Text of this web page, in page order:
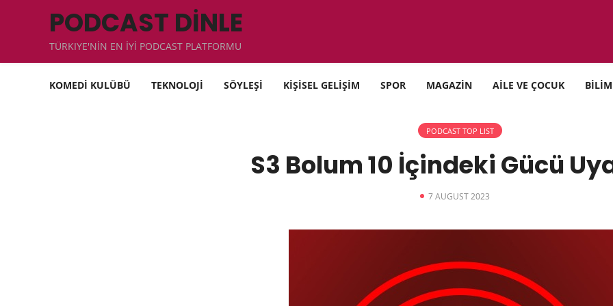
PODCAST DİNLE
TÜRKIYE'NİN EN İYİ PODCAST PLATFORMU
KOMEDİ KULÜBÜ TEKNOLOJİ SÖYLEŞİ KİŞİSEL GELİŞİM SPOR MAGAZİN AİLE VE ÇOCUK BİLİM
PODCAST TOP LIST
S3 Bolum 10 İçindeki Gücü
7 AUGUST 2023